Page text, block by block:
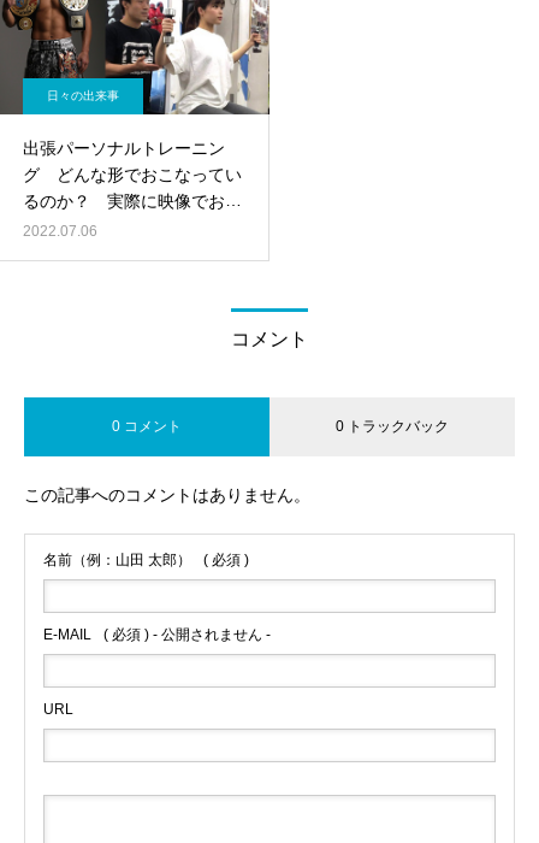
日々の出来事
出張パーソナルトレーニン
グ どんな形でおこなってい
るのか？ 実際に映像でお届
けします
2022.07.06
コメント
0 コメント 0 トラックバック
この記事へのコメントはありません。
名前（例：山田 太郎） ( 必須 )
E-MAIL ( 必須 ) - 公開されません -
URL